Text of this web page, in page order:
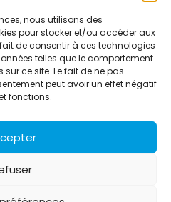
nous utilisons des
pour stocker et/ou accéder aux
de consentir à ces technologies
telles que le comportement
ce site. Le fait de ne pas
peut avoir un effet négatif
fonctions.
de relations presse et de
Depuis 1995, elle conçoit et
en France et à l’international
partenaires.